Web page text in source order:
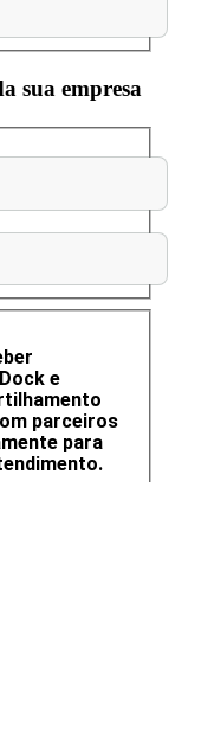
sua empresa
e
parceiros
para